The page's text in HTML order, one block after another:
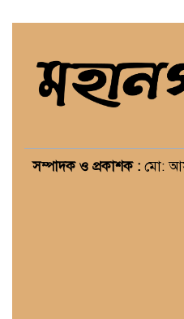
সম্পাদক ও প্রকাশক : মো: